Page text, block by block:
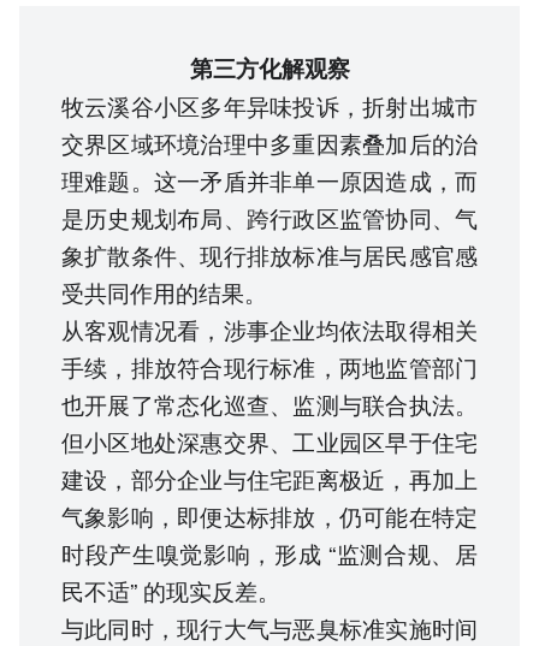
第三方化解观察
牧云溪谷小区多年异味投诉，折射出城市
交界区域环境治理中多重因素叠加后的治
理难题。这一矛盾并非单一原因造成，而
是历史规划布局、跨行政区监管协同、气
象扩散条件、现行排放标准与居民感官感
受共同作用的结果。
从客观情况看，涉事企业均依法取得相关
手续，排放符合现行标准，两地监管部门
也开展了常态化巡查、监测与联合执法。
但小区地处深惠交界、工业园区早于住宅
建设，部分企业与住宅距离极近，再加上
气象影响，即便达标排放，仍可能在特定
时段产生嗅觉影响，形成 “监测合规、居
民不适” 的现实反差。
与此同时，现行大气与恶臭标准实施时间